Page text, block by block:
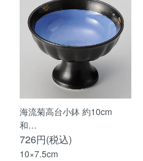
海流菊高台小鉢 約10cm
和…
726円(税込)
10×7.5cm